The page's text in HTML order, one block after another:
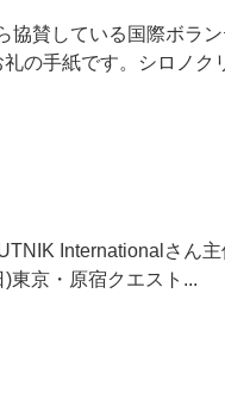
協賛している国際ボラ
の手紙です。シロノク
Internationalさん
東京・原宿クエスト...